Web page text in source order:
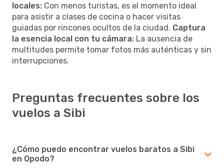
locales: Con menos turistas, es el momento ideal
para asistir a clases de cocina o hacer visitas
guiadas por rincones ocultos de la ciudad. Captura
la esencia local con tu cámara: La ausencia de
multitudes permite tomar fotos más auténticas y sin
interrupciones.
Preguntas frecuentes sobre los
vuelos a Sibi
¿Cómo puedo encontrar vuelos baratos a Sibi
en Opodo?